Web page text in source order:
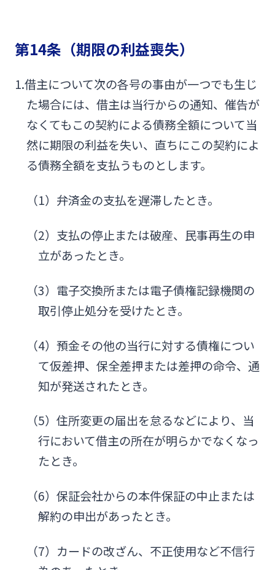
第14条（期限の利益喪失）
1.借主について次の各号の事由が一つでも生じ
た場合には、借主は当行からの通知、催告が
なくてもこの契約による債務全額について当
然に期限の利益を失い、直ちにこの契約によ
る債務全額を支払うものとします。
（1）弁済金の支払を遅滞したとき。
（2）支払の停止または破産、民事再生の申
立があったとき。
（3）電子交換所または電子債権記録機関の
取引停止処分を受けたとき。
（4）預金その他の当行に対する債権につい
て仮差押、保全差押または差押の命令、通
知が発送されたとき。
（5）住所変更の届出を怠るなどにより、当
行において借主の所在が明らかでなくなっ
たとき。
（6）保証会社からの本件保証の中止または
解約の申出があったとき。
（7）カードの改ざん、不正使用など不信行